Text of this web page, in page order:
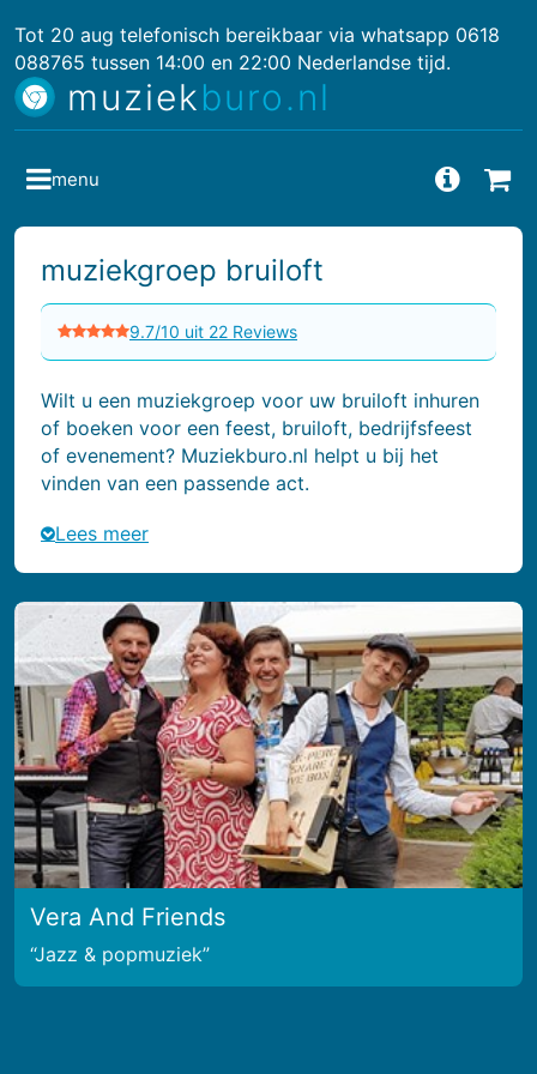
Tot 20 aug telefonisch bereikbaar via whatsapp 0618
088765 tussen 14:00 en 22:00 Nederlandse tijd.
muziekburo.nl
muziekgroep bruiloft
9.7/10 uit 22 Reviews
Wilt u een muziekgroep voor uw bruiloft inhuren
of boeken voor een feest, bruiloft, bedrijfsfeest
of evenement? Muziekburo.nl helpt u bij het
vinden van een passende act.
Lees meer
Vera And Friends
Jazz & popmuziek
menu